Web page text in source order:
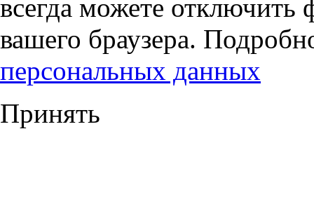
всегда можете отключить
вашего браузера.
персональных данных
Принять